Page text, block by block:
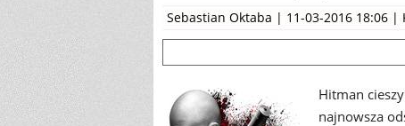
Sebastian Oktaba | 11-03-2016 18:06 |
Hitman
najnowsza